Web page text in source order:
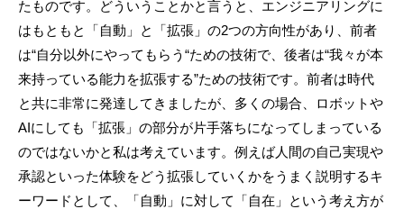
たものです。どういうことかと言うと、エンジニアリングに
はもともと「自動」と「拡張」の2つの方向性があり、前者
は“自分以外にやってもらう“ための技術で、後者は“我々が本
来持っている能力を拡張する”ための技術です。前者は時代
と共に非常に発達してきましたが、多くの場合、ロボットや
AIにしても「拡張」の部分が片手落ちになってしまっている
のではないかと私は考えています。例えば人間の自己実現や
承認といった体験をどう拡張していくかをうまく説明するキ
ーワードとして、「自動」に対して「自在」という考え方が